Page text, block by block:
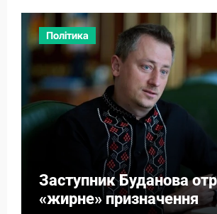
Політика
Заступник Буданова
«жирне» призначення